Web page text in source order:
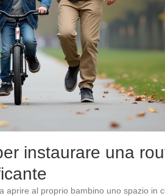
instaurare una
aprire al proprio bambino uno spazio in